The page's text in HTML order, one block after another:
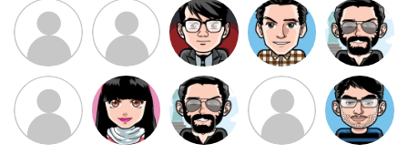
ممدرضا رضا کاظمی زهرا ~ ابتین
سید محمد
موسوی
مهدی فرهمند مهدی سلطانی داود رضیی
طرفدار میلی
بابی براون
کیوان کیانی